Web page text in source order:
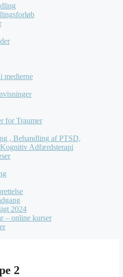
medierne
for Traumer
, Behandling af PTSD,
Adfærdsterapi
2024
– online kurser
2